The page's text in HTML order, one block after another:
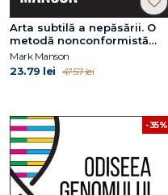
Arta subtilă a nepăsării. O
metodă nonconformistă
pentru o viață mai bună
Mark Manson
23.79 lei 47.57 lei
-35%